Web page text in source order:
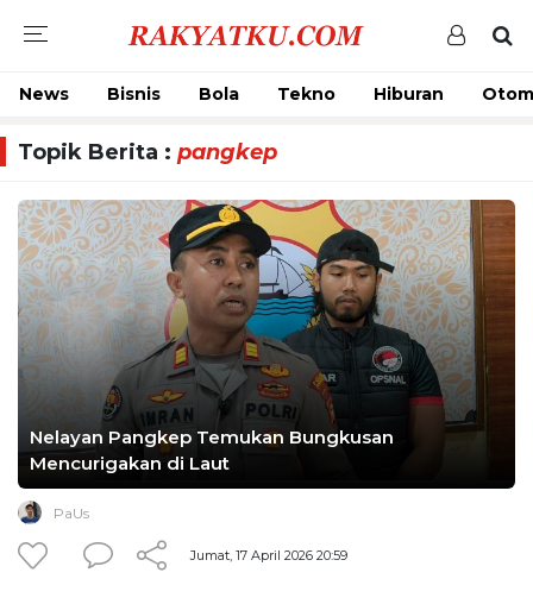
News Bisnis Bola Tekno Hiburan
Topik Berita : pangkep
Nelayan Pangkep Temukan Bungkusan
Mencurigakan di Laut
PaUs
Jumat, 17 April 2026 20:59